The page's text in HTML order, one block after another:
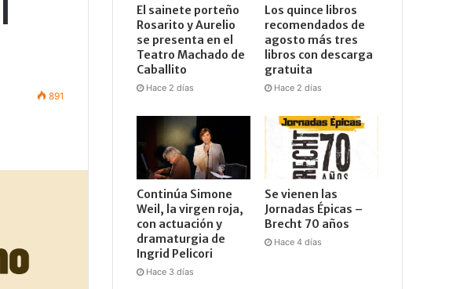
891
El sainete porteño
Rosarito y Aurelio
se presenta en el
Teatro Machado de
Caballito
Hace 2 días
Los quince libros
recomendados de
agosto más tres
libros con descarga
gratuita
Hace 2 días
Continúa Simone
Weil, la virgen roja,
con actuación y
dramaturgia de
Ingrid Pelicori
Hace 3 días
Se vienen las
Jornadas Épicas –
Brecht 70 años
Hace 4 días